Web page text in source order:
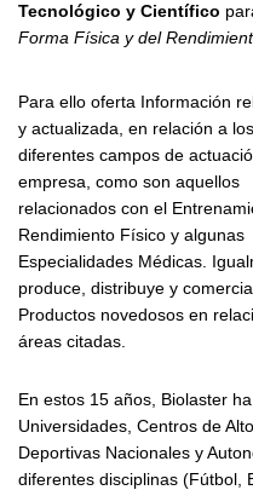
Tecnológico y Científico
Forma Física y del
Para ello oferta Información
y actualizada, en relación a los
diferentes campos de
empresa, como son aquellos
relacionados con el
Rendimiento Físico y algunas
Especialidades Médicas.
produce, distribuye y
Productos novedosos en
áreas citadas.
En estos 15 años, Biolaster
Universidades, Centros de
Deportivas Nacionales y
diferentes disciplinas (Fútbol,